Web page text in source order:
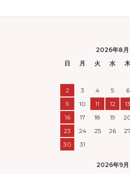
2026年8月
日
月 火 水 木
2
3 4 5 6
9
10 11 12 13
16
17 18 19
23
24 25 26 27
30
31
2026年9月